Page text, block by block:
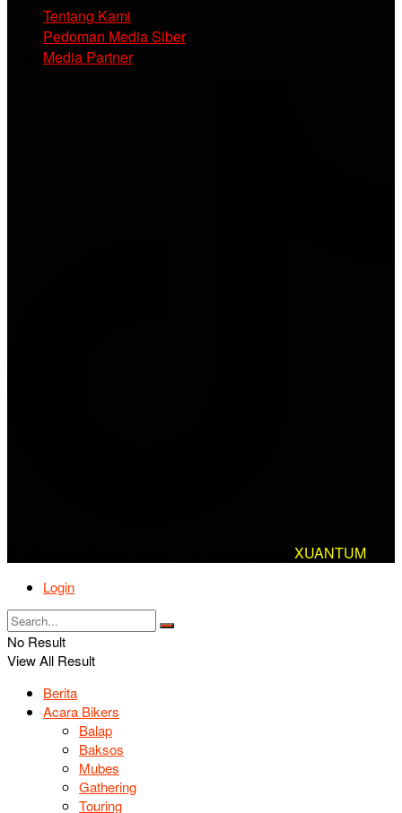
Tentang Kami
Pedoman Media Siber
Media Partner
XUANTUM
Login
No Result
View All Result
Berita
Acara Bikers
Balap
Baksos
Mubes
Gathering
Touring